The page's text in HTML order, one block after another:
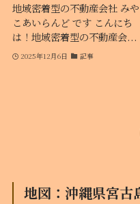
地域密着型の不動産会社 みや
こあいらんど です こんにち
は！地域密着型の不動産会...
2025年12月6日 記事
地図：沖縄県宮古